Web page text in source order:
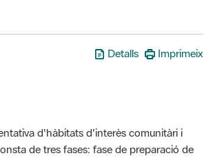
Detalls Imprimeix
d'hàbitats d'interès comunitàri i
de tres fases: fase de preparació de